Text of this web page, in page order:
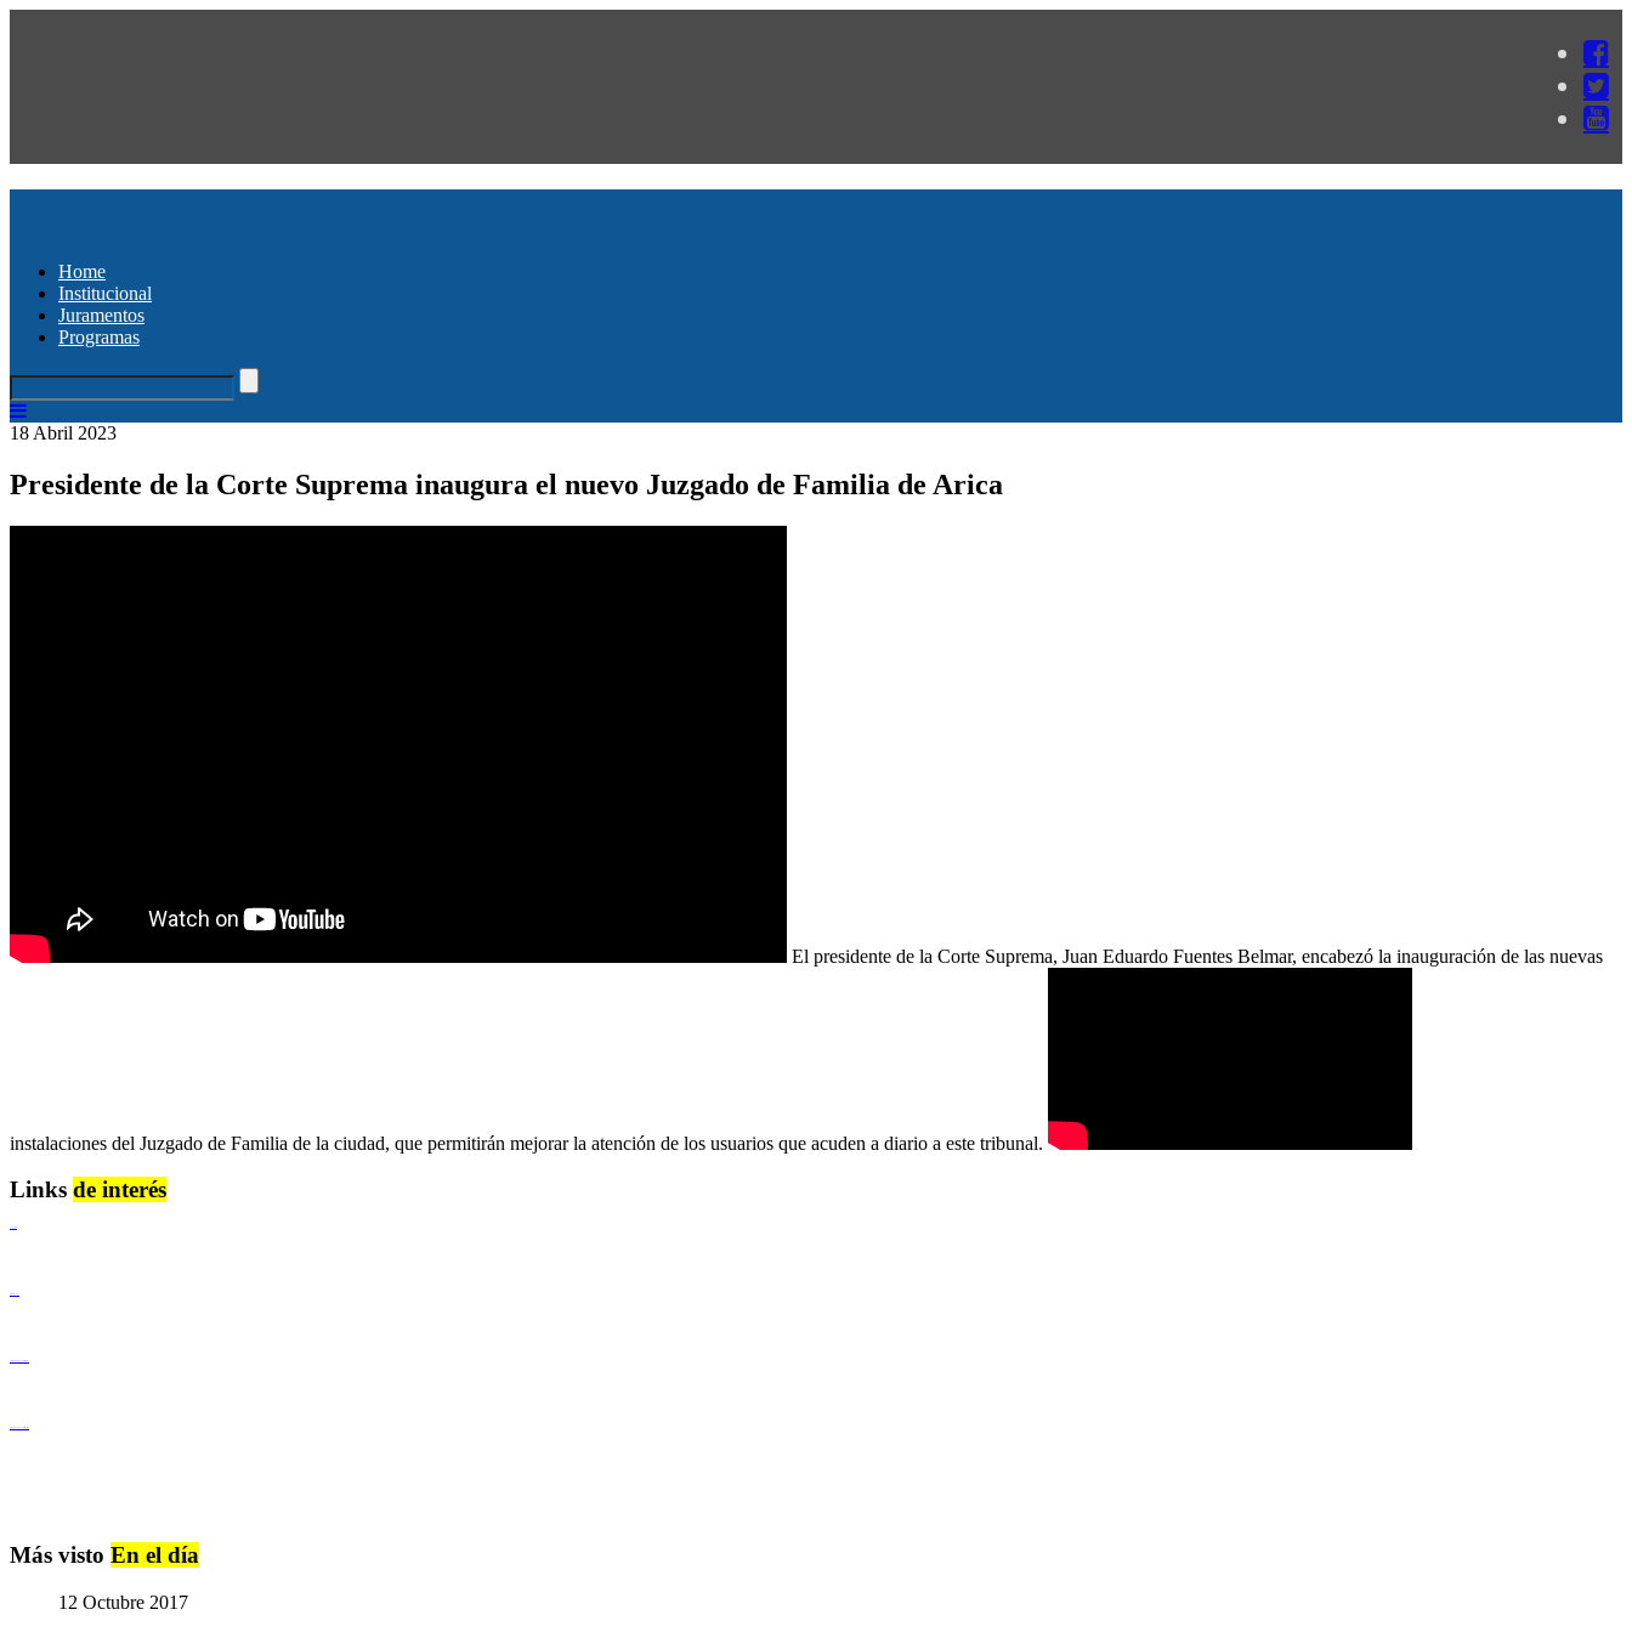
Home
Institucional
Juramentos
Programas
18 Abril 2023
Presidente de la Corte Suprema inaugura el nuevo Juzgado de Familia de Arica
El presidente de la Corte Suprema, Juan Eduardo Fuentes Belmar, encabezó la inauguración de las nuevas
instalaciones del Juzgado de Familia de la ciudad, que permitirán mejorar la atención de los usuarios que acuden a diario a este tribunal.
Links de interés
Más visto En el día
12 Octubre 2017